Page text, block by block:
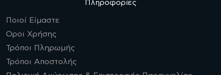
Πληροφορίες
Ποιοί Είμαστε
Οροι Χρήσης
Τρόποι Πληρωμής
Τρόποι Αποστολής